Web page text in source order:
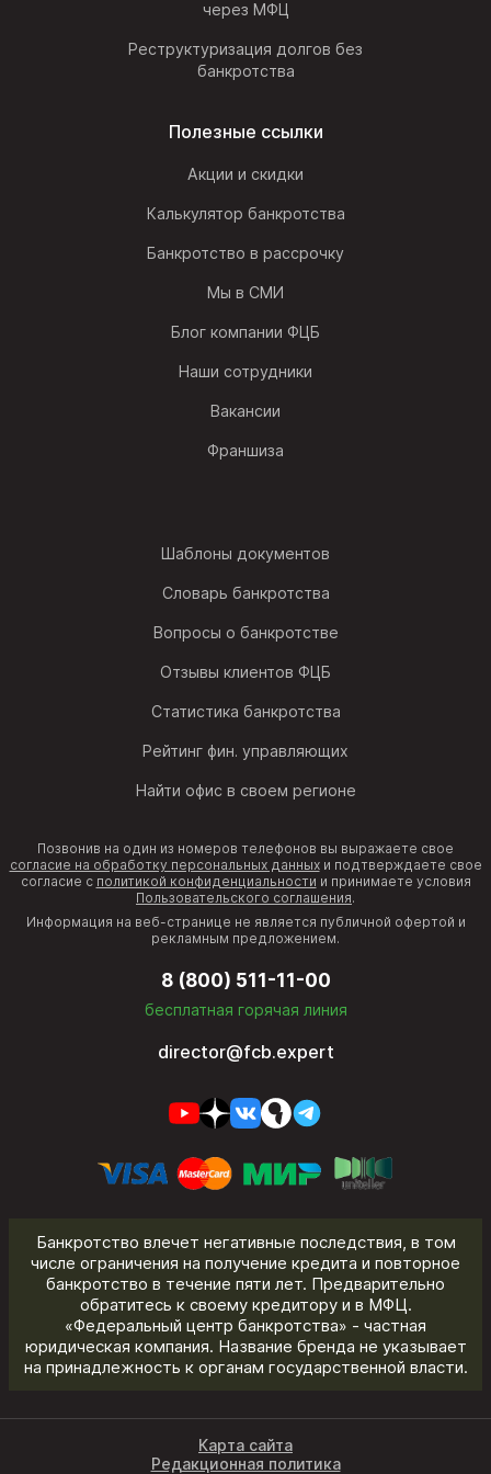
через МФЦ
Реструктуризация долгов без
банкротства
Полезные ссылки
Акции и скидки
Калькулятор банкротства
Банкротство в рассрочку
Мы в СМИ
Блог компании ФЦБ
Наши сотрудники
Вакансии
Франшиза
Шаблоны документов
Словарь банкротства
Вопросы о банкротстве
Отзывы клиентов ФЦБ
Статистика банкротства
Рейтинг фин. управляющих
Найти офис в своем регионе
Позвонив на один из номеров телефонов вы выражаете свое
согласие на обработку персональных данныхи подтверждаете свое
согласие с политикой конфиденциальности и принимаете условия
Пользовательского соглашения.
Информация на веб-странице не является публичной офертой и
рекламным предложением.
8 (800) 511-11-00
бесплатная горячая линия
director@fcb.expert
Банкротство влечет негативные последствия, в том
числе ограничения на получение кредита и повторное
банкротство в течение пяти лет. Предварительно
обратитесь к своему кредитору и в МФЦ.
«Федеральный центр банкротства» - частная
юридическая компания. Название бренда не указывает
на принадлежность к органам государственной власти.
Карта сайта
Редакционная политика